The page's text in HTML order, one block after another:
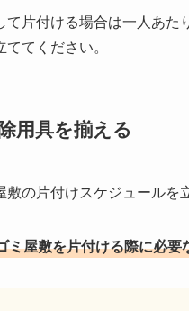
て片付ける場合は一人あ
てください。
用具を揃える
敷の片付けスケジュールを
ミ屋敷を片付ける際に必